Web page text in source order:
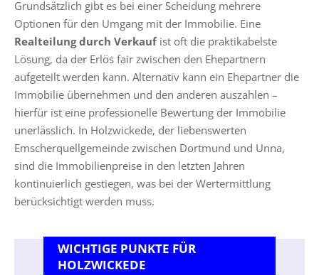
Grundsätzlich gibt es bei einer Scheidung mehrere
Optionen für den Umgang mit der Immobilie. Eine
Realteilung durch Verkaufist oft die praktikabelste
Lösung, da der Erlös fair zwischen den Ehepartnern
aufgeteilt werden kann. Alternativ kann ein Ehepartner die
Immobilie übernehmen und den anderen auszahlen –
hierfür ist eine professionelle Bewertung der Immobilie
unerlässlich. In Holzwickede, der liebenswerten
Emscherquellgemeinde zwischen Dortmund und Unna,
sind die Immobilienpreise in den letzten Jahren
kontinuierlich gestiegen, was bei der Wertermittlung
berücksichtigt werden muss.
WICHTIGE PUNKTE FÜR
HOLZWICKEDE